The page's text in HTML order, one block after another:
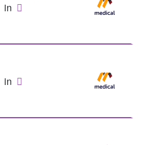
in
in